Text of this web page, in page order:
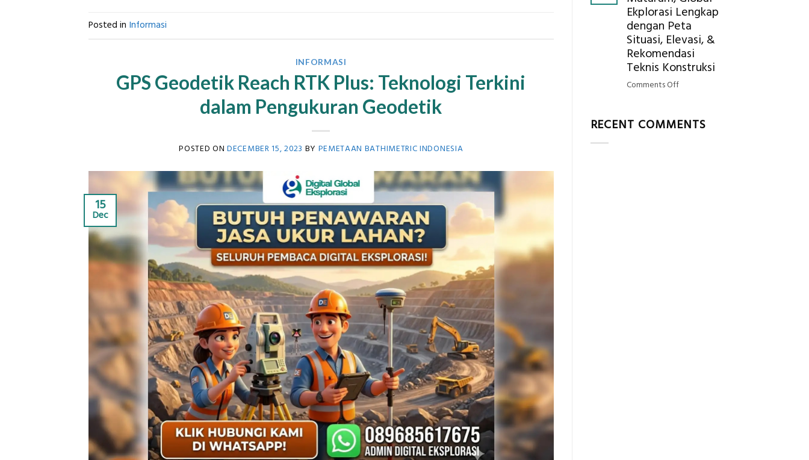
Posted in Informasi
INFORMASI
GPS Geodetik Reach RTK Plus: Teknologi Terkini
dalam Pengukuran Geodetik
POSTED ONDECEMBER 15, 2023 BY PEMETAAN BATHIMETRIC INDONESIA
15
Dec
Posisi
Geodetic
Surveyor
di
Industri
Kualifikasi
Ekplorasi Lengkap
dengan Peta
Situasi, Elevasi, &
Rekomendasi
Teknis Konstruksi
Comments Offon
Tanah
RECENT COMMENTS